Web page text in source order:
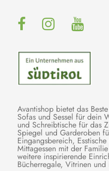
Avantishop bietet das
Sofas und Sessel für dein
und Schreibtische für das
Spiegel und Garderoben
Eingangsbereich,
Mittagessen mit der
weitere inspirierende
Bücherregale, Vitrinen